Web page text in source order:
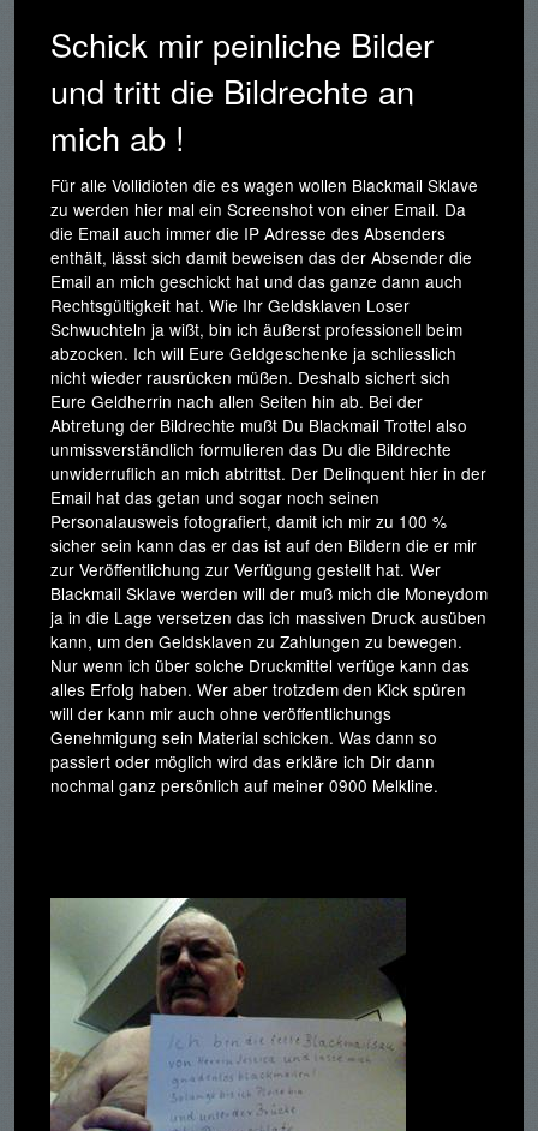
Schick mir peinliche Bilder
und tritt die Bildrechte an
mich ab !
Für alle Vollidioten die es wagen wollen Blackmail Sklave
zu werden hier mal ein Screenshot von einer Email. Da
die Email auch immer die IP Adresse des Absenders
enthält, lässt sich damit beweisen das der Absender die
Email an mich geschickt hat und das ganze dann auch
Rechtsgültigkeit hat. Wie Ihr Geldsklaven Loser
Schwuchteln ja wißt, bin ich äußerst professionell beim
abzocken. Ich will Eure Geldgeschenke ja schliesslich
nicht wieder rausrücken müßen. Deshalb sichert sich
Eure Geldherrin nach allen Seiten hin ab. Bei der
Abtretung der Bildrechte mußt Du Blackmail Trottel also
unmissverständlich formulieren das Du die Bildrechte
unwiderruflich an mich abtrittst. Der Delinquent hier in der
Email hat das getan und sogar noch seinen
Personalausweis fotografiert, damit ich mir zu 100 %
sicher sein kann das er das ist auf den Bildern die er mir
zur Veröffentlichung zur Verfügung gestellt hat. Wer
Blackmail Sklave werden will der muß mich die Moneydom
ja in die Lage versetzen das ich massiven Druck ausüben
kann, um den Geldsklaven zu Zahlungen zu bewegen.
Nur wenn ich über solche Druckmittel verfüge kann das
alles Erfolg haben. Wer aber trotzdem den Kick spüren
will der kann mir auch ohne veröffentlichungs
Genehmigung sein Material schicken. Was dann so
passiert oder möglich wird das erkläre ich Dir dann
nochmal ganz persönlich auf meiner 0900 Melkline.